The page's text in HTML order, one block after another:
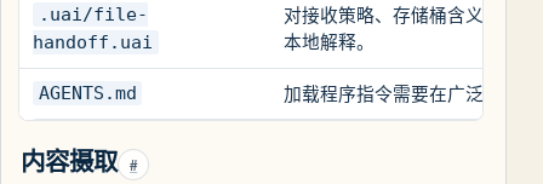
.uai/file-
handoff.uai
对接收策略、存储桶含义、持
本地解释。
AGENTS.md 加载程序指令需要在广泛工作
内容摄取 #